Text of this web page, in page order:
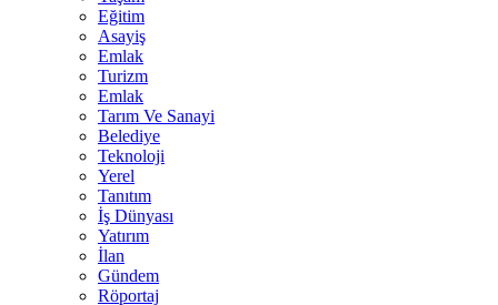
Eğitim
Asayiş
Emlak
Turizm
Emlak
Tarım Ve Sanayi
Belediye
Teknoloji
Yerel
Tanıtım
İş Dünyası
Yatırım
İlan
Gündem
Röportaj